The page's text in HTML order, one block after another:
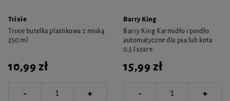
Trixie
Trixie butelka plastikowa z miską
250 ml
10,99 zł
- +
Barry King
Barry King Karmidło i poidło
automatyczne dla psa lub kota
0,5 l szare
15,99 zł
- +